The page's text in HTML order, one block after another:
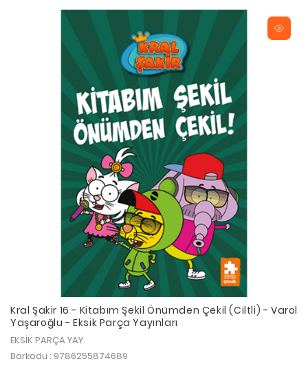
Kral Şakir 16 - Kitabım Şekil Önümden Çekil (Ciltli) - Varol
Yaşaroğlu - Eksik Parça Yayınları
EKSİK PARÇA YAY.
Barkodu : 9786255874689